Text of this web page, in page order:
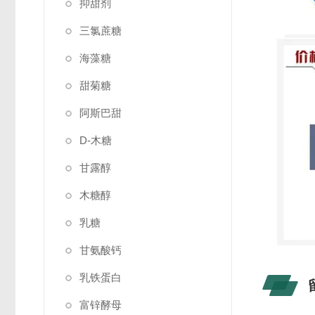
抑甜剂
三氯蔗糖
海藻糖
甜菊糖
阿斯巴甜
D-木糖
甘露醇
木糖醇
乳糖
甘氨酸钙
乳铁蛋白
富锌酵母